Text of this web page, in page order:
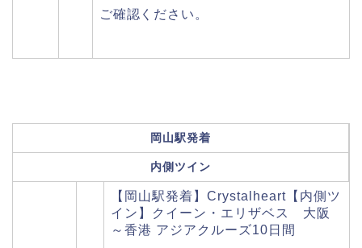
ご確認ください。
岡山駅発着
内側ツイン
【岡山駅発着】Crystalheart【内側ツ
イン】クイーン・エリザベス 大阪
～香港 アジアクルーズ10日間